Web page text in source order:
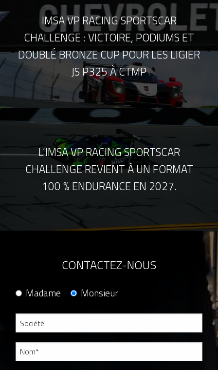
IMSA VP RACING SPORTSCAR
CHALLENGE : VICTOIRE, PODIUMS ET
DOUBLÉ BRONZE CUP POUR LES LIGIER
JS P325 À CTMP
L’IMSA VP RACING SPORTSCAR
CHALLENGE REVIENT À UN FORMAT
100 % ENDURANCE EN 2027.
CONTACTEZ-NOUS
Madame Monsieur